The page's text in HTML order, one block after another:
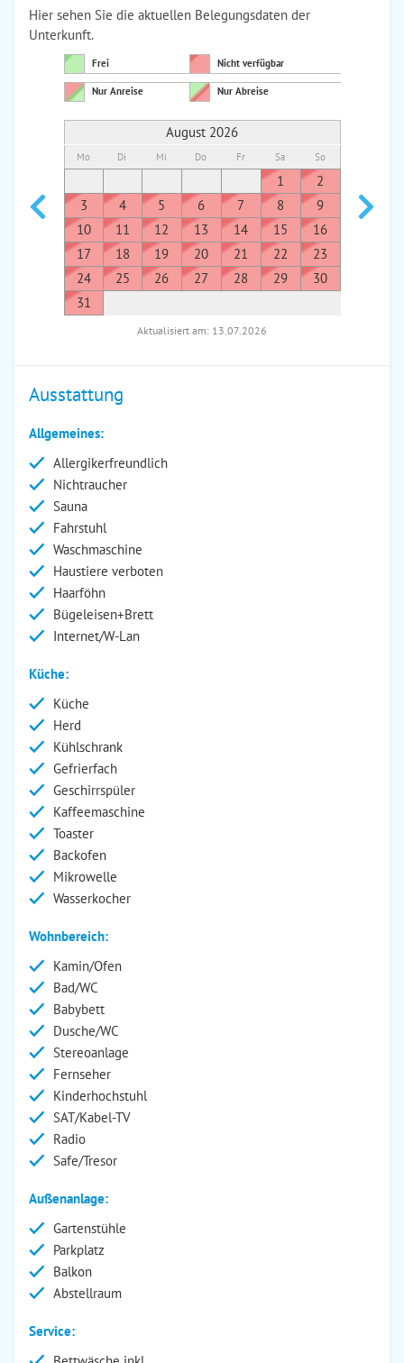
Hier sehen Sie die aktuellen Belegungsdaten der
Unterkunft.
Frei Nicht verfügbar
Nur Anreise Nur Abreise
August 2026
Mo Di Mi Do Fr Sa So
1
2
3
4 5 6 7 8
9
10
11 12 13 14 15
16
17
18 19 20 21 22
23
24
25 26 27 28 29
30
31
7
Aktualisiert am: 13.07.2026
Ausstattung
Allgemeines:
Allergikerfreundlich
Nichtraucher
Sauna
Fahrstuhl
Waschmaschine
Haustiere verboten
Haarföhn
Bügeleisen+Brett
Internet/W-Lan
Küche:
Küche
Herd
Kühlschrank
Gefrierfach
Geschirrspüler
Kaffeemaschine
Toaster
Backofen
Mikrowelle
Wasserkocher
Wohnbereich:
Kamin/Ofen
Bad/WC
Babybett
Dusche/WC
Stereoanlage
Fernseher
Kinderhochstuhl
SAT/Kabel-TV
Radio
Safe/Tresor
Außenanlage:
Gartenstühle
Parkplatz
Balkon
Abstellraum
Service: